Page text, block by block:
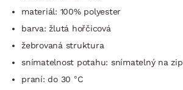
materiál: 100% polyester
barva: žlutá hořčicová
žebrovaná struktura
snímatelnost potahu: snímatelný na zip
praní: do 30 °C